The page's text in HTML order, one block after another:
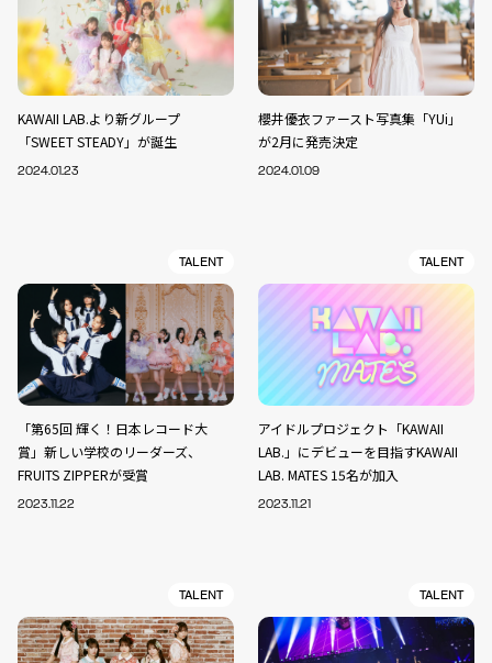
KAWAII LAB.より新グループ
「SWEET STEADY」が誕生
2024.01.23
櫻井優衣ファースト写真集「YUi」
が2月に発売決定
2024.01.09
TALENT
「第65回 輝く！日本レコード大
賞」新しい学校のリーダーズ、
FRUITS ZIPPERが受賞
2023.11.22
TALENT
アイドルプロジェクト「KAWAII
LAB.」にデビューを目指すKAWAII
LAB. MATES 15名が加入
2023.11.21
TALENT TALENT